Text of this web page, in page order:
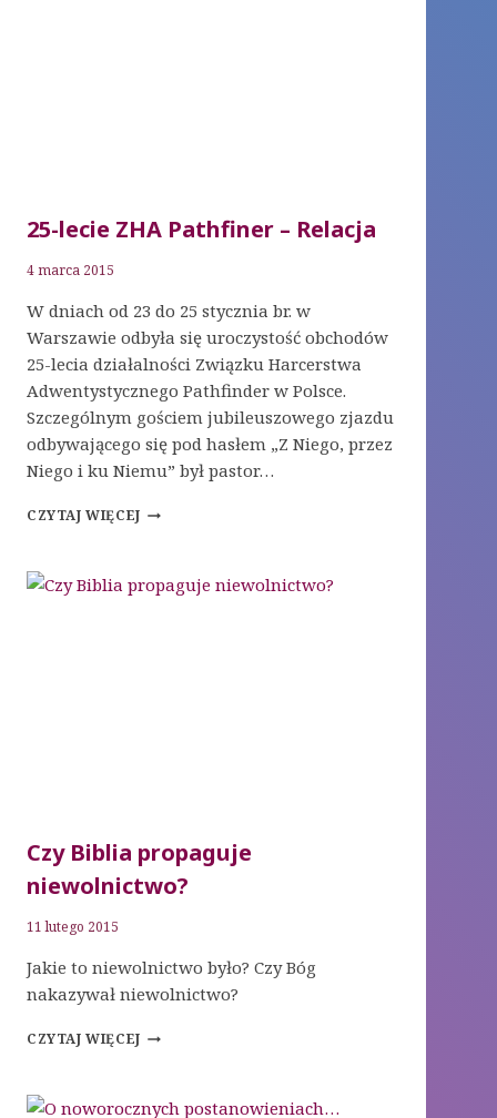
25-lecie ZHA Pathfiner – Relacja
4 marca 2015
W dniach od 23 do 25 stycznia br. w
Warszawie odbyła się uroczystość obchodów
25-lecia działalności Związku Harcerstwa
Adwentystycznego Pathfinder w Polsce.
Szczególnym gościem jubileuszowego zjazdu
odbywającego się pod hasłem „Z Niego, przez
Niego i ku Niemu” był pastor…
CZYTAJ WIĘCEJ25-
–
Czy Biblia propaguje
niewolnictwo?
11 lutego 2015
Jakie to niewolnictwo było? Czy Bóg
nakazywał niewolnictwo?
CZYTAJ WIĘCEJCZY